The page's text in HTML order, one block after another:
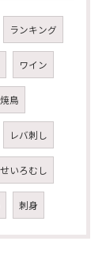
ランキング
ワイン
焼鳥
レバ刺し
せいろむし
刺身